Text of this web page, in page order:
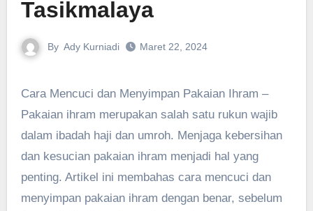
Tasikmalaya
By Ady Kurniadi Maret 22, 2024
Cara Mencuci dan Menyimpan Pakaian Ihram –
Pakaian ihram merupakan salah satu rukun wajib
dalam ibadah haji dan umroh. Menjaga kebersihan
dan kesucian pakaian ihram menjadi hal yang
penting. Artikel ini membahas cara mencuci dan
menyimpan pakaian ihram dengan benar, sebelum